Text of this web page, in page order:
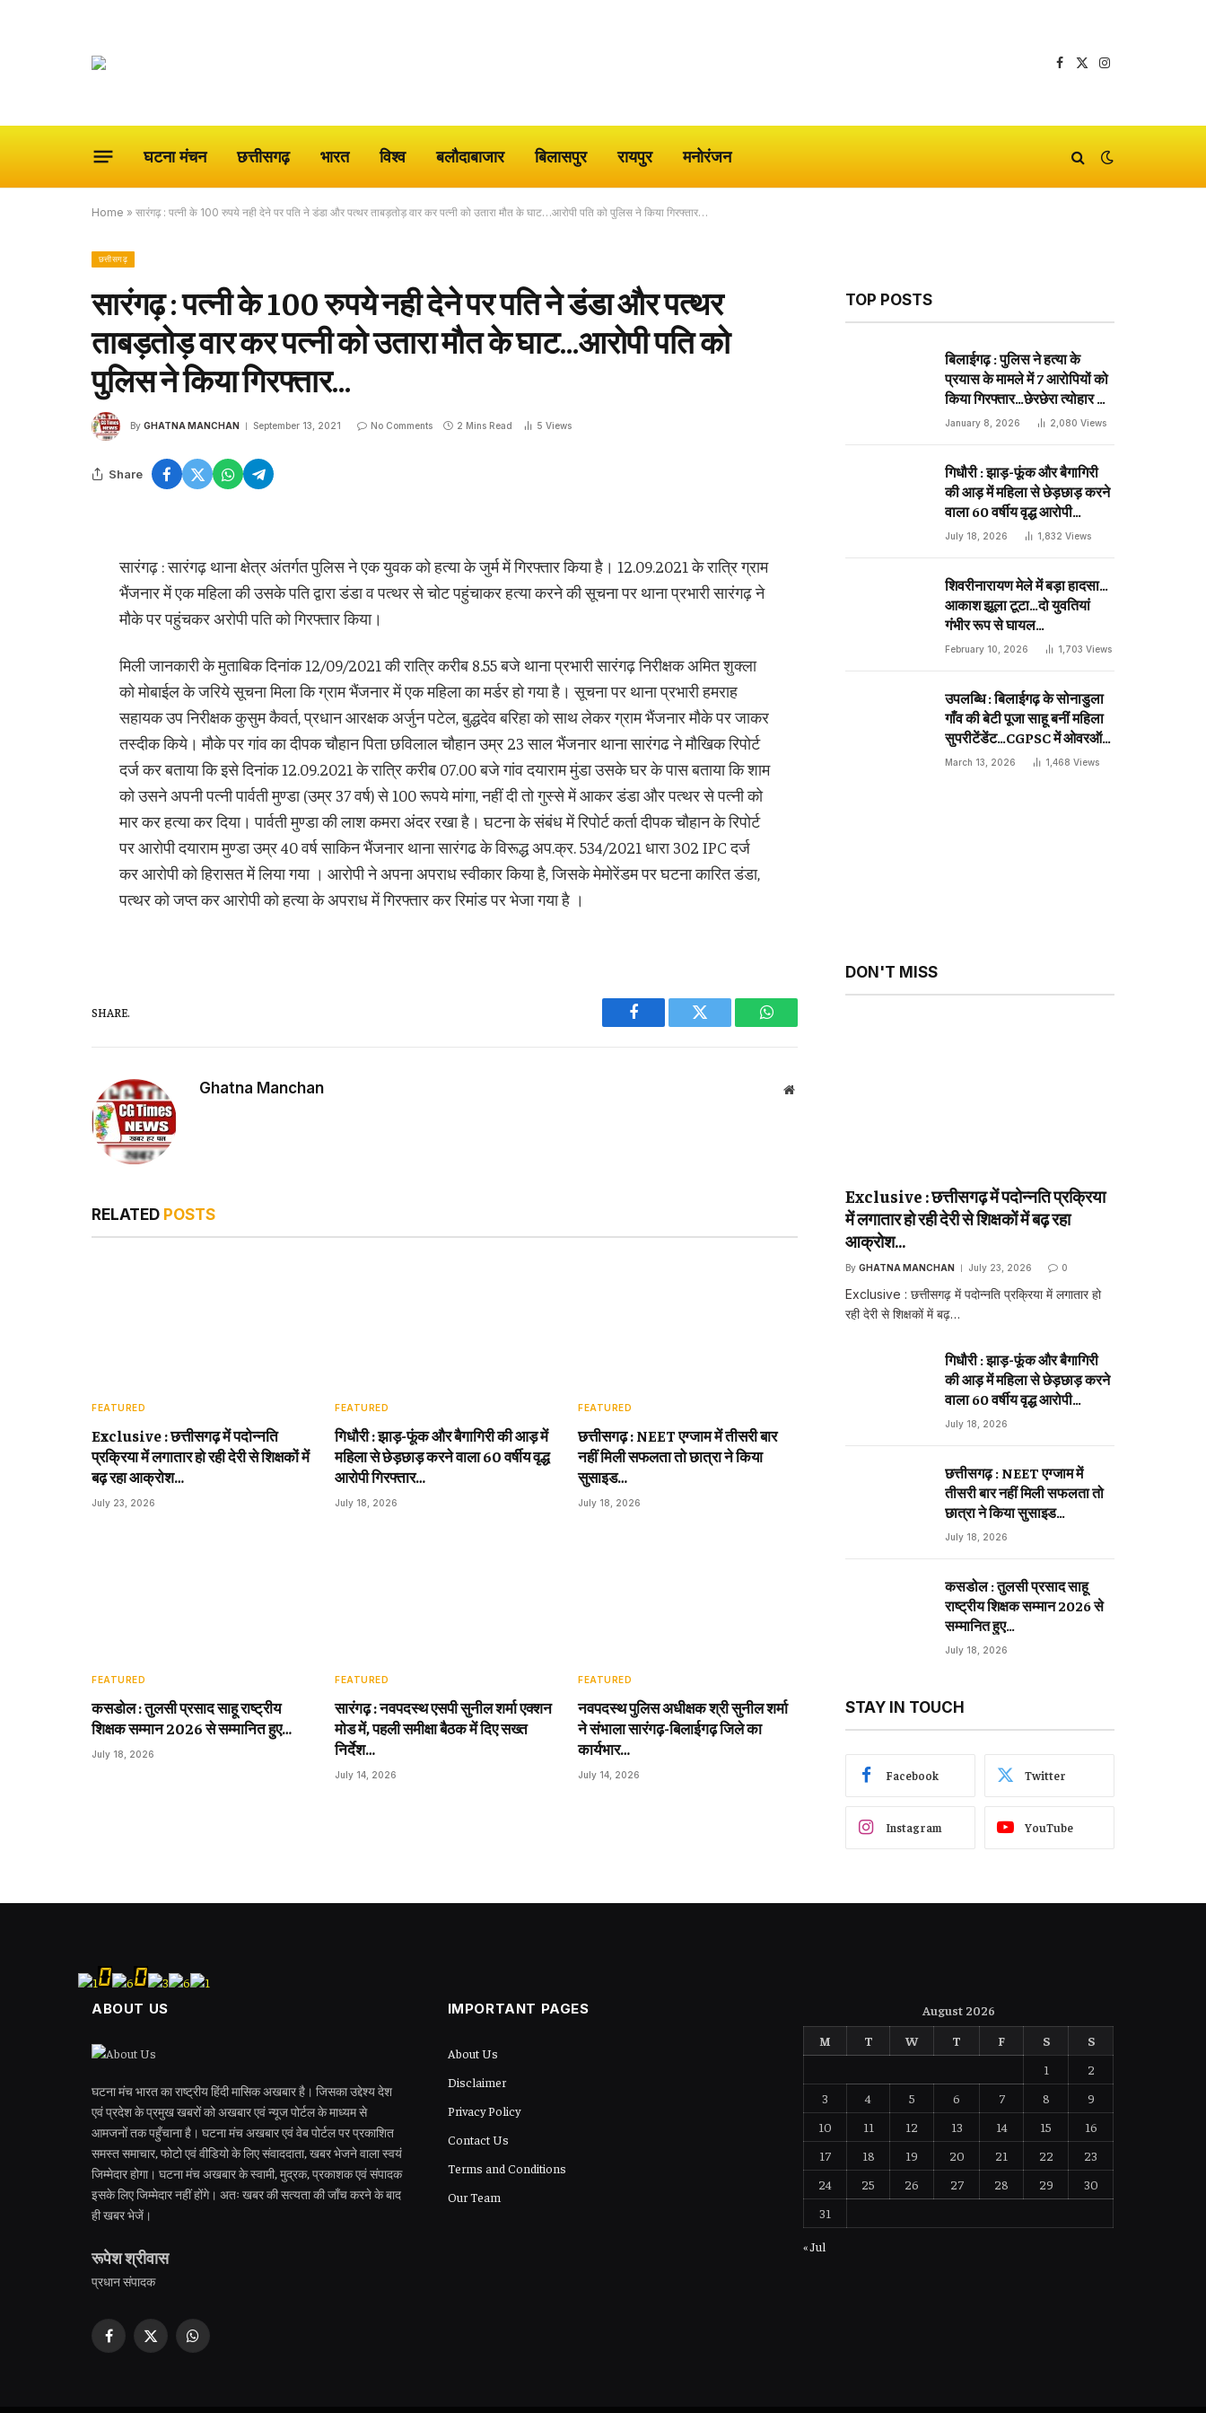
Facebook
X
Instagram
घटना मंचन छत्तीसगढ़ भारत विश्व बलौदाबाजार बिलासपुर रायपुर मनोरंजन
Home » सारंगढ़ : पत्नी के 100 रुपये नही देने पर पति ने डंडा और पत्थर ताबड़तोड़ वार कर पत्नी को उतारा मौत के घाट…आरोपी पति को पुलिस ने किया गिरफ्तार…
छत्तीसगढ़
सारंगढ़ : पत्नी के 100 रुपये नही देने पर पति ने डंडा और पत्थर
ताबड़तोड़ वार कर पत्नी को उतारा मौत के घाट…आरोपी पति को
पुलिस ने किया गिरफ्तार…
By GHATNA MANCHAN September 13, 2021 No Comments 2 Mins Read 5 Views
Share
सारंगढ़ : सारंगढ़ थाना क्षेत्र अंतर्गत पुलिस ने एक युवक को हत्या के जुर्म में गिरफ्तार किया है। 12.09.2021 के रात्रि ग्राम
भैंजनार में एक महिला की उसके पति द्वारा डंडा व पत्थर से चोट पहुंचाकर हत्या करने की सूचना पर थाना प्रभारी सारंगढ़ ने
मौके पर पहुंचकर अरोपी पति को गिरफ्तार किया।
मिली जानकारी के मुताबिक दिनांक 12/09/2021 की रात्रि करीब 8.55 बजे थाना प्रभारी सारंगढ़ निरीक्षक अमित शुक्ला
को मोबाईल के जरिये सूचना मिला कि ग्राम भैंजनार में एक महिला का मर्डर हो गया है। सूचना पर थाना प्रभारी हमराह
सहायक उप निरीक्षक कुसुम कैवर्त, प्रधान आरक्षक अर्जुन पटेल, बुद्धदेव बरिहा को साथ लेकर ग्राम भैंजनार मौके पर जाकर
तस्दीक किये। मौके पर गांव का दीपक चौहान पिता छविलाल चौहान उम्र 23 साल भैंजनार थाना सारंगढ ने मौखिक रिपोर्ट
दर्ज कर बताया कि इसे दिनांक 12.09.2021 के रात्रि करीब 07.00 बजे गांव दयाराम मुंडा उसके घर के पास बताया कि शाम
को उसने अपनी पत्नी पार्वती मुण्डा (उम्र 37 वर्ष) से 100 रूपये मांगा, नहीं दी तो गुस्से में आकर डंडा और पत्थर से पत्नी को
मार कर हत्या कर दिया। पार्वती मुण्डा की लाश कमरा अंदर रखा है। घटना के संबंध में रिपोर्ट कर्ता दीपक चौहान के रिपोर्ट
पर आरोपी दयाराम मुण्डा उम्र 40 वर्ष साकिन भैंजनार थाना सारंगढ के विरूद्ध अप.क्र. 534/2021 धारा 302 IPC दर्ज
कर आरोपी को हिरासत में लिया गया । आरोपी ने अपना अपराध स्वीकार किया है, जिसके मेमोरेंडम पर घटना कारित डंडा,
पत्थर को जप्त कर आरोपी को हत्या के अपराध में गिरफ्तार कर रिमांड पर भेजा गया है ।
SHARE.
Facebook Twitter WhatsApp
Ghatna Manchan Website
RELATED POSTS
FEATURED
Exclusive : छत्तीसगढ़ में पदोन्नति
प्रक्रिया में लगातार हो रही देरी से शिक्षकों में
बढ़ रहा आक्रोश…
July 23, 2026
FEATURED
गिधौरी : झाड़-फूंक और बैगागिरी की आड़ में
महिला से छेड़छाड़ करने वाला 60 वर्षीय वृद्ध
आरोपी गिरफ्तार…
July 18, 2026
FEATURED
छत्तीसगढ़ : NEET एग्जाम में तीसरी बार
नहीं मिली सफलता तो छात्रा ने किया
सुसाइड…
July 18, 2026
FEATURED
कसडोल : तुलसी प्रसाद साहू राष्ट्रीय
शिक्षक सम्मान 2026 से सम्मानित हुए…
July 18, 2026
FEATURED
सारंगढ़ : नवपदस्थ एसपी सुनील शर्मा एक्शन
मोड में, पहली समीक्षा बैठक में दिए सख्त
निर्देश…
July 14, 2026
FEATURED
नवपदस्थ पुलिस अधीक्षक श्री सुनील शर्मा
ने संभाला सारंगढ़-बिलाईगढ़ जिले का
कार्यभार…
July 14, 2026
TOP POSTS
बिलाईगढ़ : पुलिस ने हत्या के
प्रयास के मामले में 7 आरोपियों को
किया गिरफ्तार…छेरछेरा त्योहार के
दिन प्राणघातक हमले को दिया था
January 8, 2026 2,080 Views
गिधौरी : झाड़-फूंक और बैगागिरी
की आड़ में महिला से छेड़छाड़ करने
वाला 60 वर्षीय वृद्ध आरोपी
गिरफ्तार…
July 18, 2026 1,832 Views
शिवरीनारायण मेले में बड़ा हादसा…
आकाश झूला टूटा…दो युवतियां
गंभीर रूप से घायल…
February 10, 2026 1,703 Views
उपलब्धि : बिलाईगढ़ के सोनाडुला
गाँव की बेटी पूजा साहू बनीं महिला
सुपरीटेंडेंट…CGPSC में ओवरऑल
19 वीं रैंक…
March 13, 2026 1,468 Views
DON'T MISS
Exclusive : छत्तीसगढ़ में पदोन्नति प्रक्रिया
में लगातार हो रही देरी से शिक्षकों में बढ़ रहा
आक्रोश…
By GHATNA MANCHAN July 23, 2026 0
Exclusive : छत्तीसगढ़ में पदोन्नति प्रक्रिया में लगातार हो
रही देरी से शिक्षकों में बढ़…
गिधौरी : झाड़-फूंक और बैगागिरी
की आड़ में महिला से छेड़छाड़ करने
वाला 60 वर्षीय वृद्ध आरोपी
गिरफ्तार…
July 18, 2026
छत्तीसगढ़ : NEET एग्जाम में
तीसरी बार नहीं मिली सफलता तो
छात्रा ने किया सुसाइड…
July 18, 2026
कसडोल : तुलसी प्रसाद साहू
राष्ट्रीय शिक्षक सम्मान 2026 से
सम्मानित हुए…
July 18, 2026
STAY IN TOUCH
Facebook Twitter
Instagram YouTube
ABOUT US
घटना मंच भारत का राष्ट्रीय हिंदी मासिक अखबार है। जिसका उद्देश्य देश
एवं प्रदेश के प्रमुख खबरों को अखबार एवं न्यूज पोर्टल के माध्यम से
आमजनों तक पहुँचाना है। घटना मंच अखबार एवं वेब पोर्टल पर प्रकाशित
समस्त समाचार, फोटो एवं वीडियो के लिए संवाददाता, खबर भेजने वाला स्वयं
जिम्मेदार होगा। घटना मंच अखबार के स्वामी, मुद्रक, प्रकाशक एवं संपादक
इसके लिए जिम्मेदार नहीं होंगे। अतः खबर की सत्यता की जाँच करने के बाद
ही खबर भेजें।
रूपेश श्रीवास
प्रधान संपादक
Facebook
X
WhatsApp
IMPORTANT PAGES
About Us
Disclaimer
Privacy Policy
Contact Us
Terms and Conditions
Our Team
August 2026
M
T W T F S
S
1
2
3
4 5 6 7 8
9
10
11 12 13 14 15
16
17
18 19 20 21 22
23
24
25 26 27 28 29
30
31
« Jul